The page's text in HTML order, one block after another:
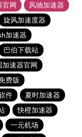
官网
风驰加速器
旋风加速度器
加速器
巴伯下载站
加速器官网
费版
件
夏时加速器
快橙加速器
一元机场